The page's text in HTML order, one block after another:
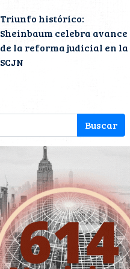
Triunfo histórico:
Sheinbaum celebra avance
de la reforma judicial en la
SCJN